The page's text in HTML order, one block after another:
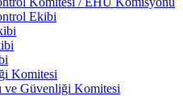
Ekibi
Komitesi
ve Güvenliği Komitesi